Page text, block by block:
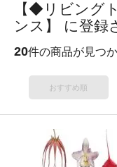
【◆リビング
ンス】 に登録
20件の商品が見つ
おすすめ順